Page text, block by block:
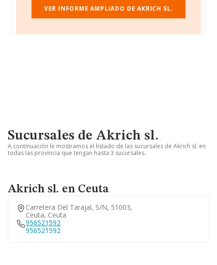
VER INFORME AMPLIADO DE AKRICH SL.
Sucursales de Akrich sl.
A continuación le mostramos el listado de las sucursales de Akrich sl. en
todas las provincia que tengan hasta 3 sucursales.
Akrich sl. en Ceuta
Carretera Del Tarajal, S/n, 51003,
Ceuta, Ceuta
956521592
956521592